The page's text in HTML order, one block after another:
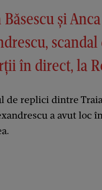
și Anca
scandal
în direct, la
de replici dintre
a avut loc